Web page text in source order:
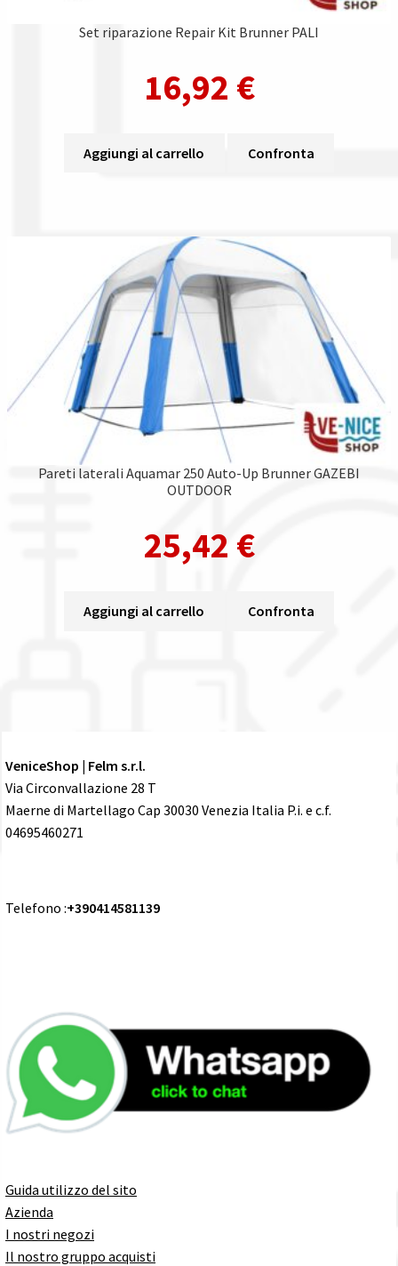
Set riparazione Repair Kit Brunner PALI
16,92 €
Aggiungi al carrello Confronta
Pareti laterali Aquamar 250 Auto-Up Brunner GAZEBI
OUTDOOR
25,42 €
Aggiungi al carrello Confronta
VeniceShop | Felm s.r.l.
Via Circonvallazione 28 T
Maerne di Martellago Cap 30030 Venezia Italia P.i. e c.f.
04695460271
Telefono :+390414581139
Guida utilizzo del sito
Azienda
I nostri negozi
Il nostro gruppo acquisti